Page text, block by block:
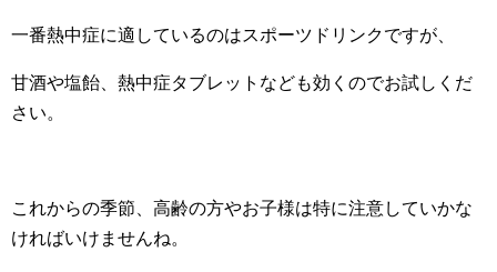
一番熱中症に適しているのはスポーツドリンクですが、
甘酒や塩飴、熱中症タブレットなども効くのでお試しくだ
さい。
これからの季節、高齢の方やお子様は特に注意していかな
ければいけませんね。